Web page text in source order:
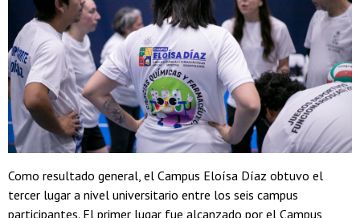
Como resultado general, el Campus Eloísa Díaz obtuvo el
tercer lugar a nivel universitario entre los seis campus
participantes. El primer lugar fue alcanzado por el Campus